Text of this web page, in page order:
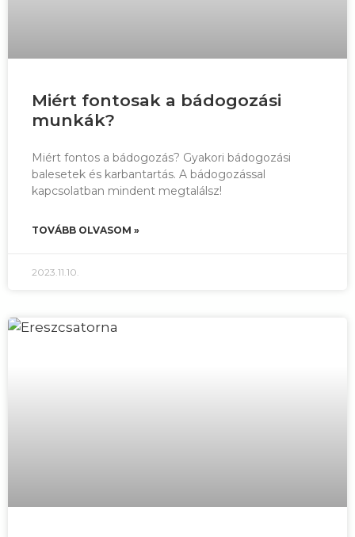
Miért fontosak a bádogozási
munkák?
Miért fontos a bádogozás? Gyakori bádogozási
balesetek és karbantartás. A bádogozással
kapcsolatban mindent megtalálsz!
TOVÁBB OLVASOM »
2023.11.10.